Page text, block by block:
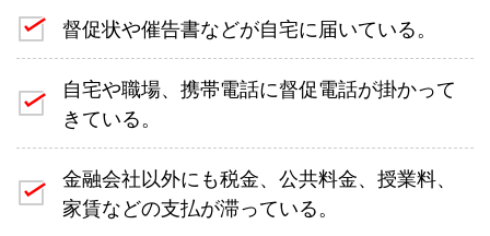
督促状や催告書などが自宅に届いている。
自宅や職場、携帯電話に督促電話が掛かって
きている。
金融会社以外にも税金、公共料金、授業料、
家賃などの支払が滞っている。